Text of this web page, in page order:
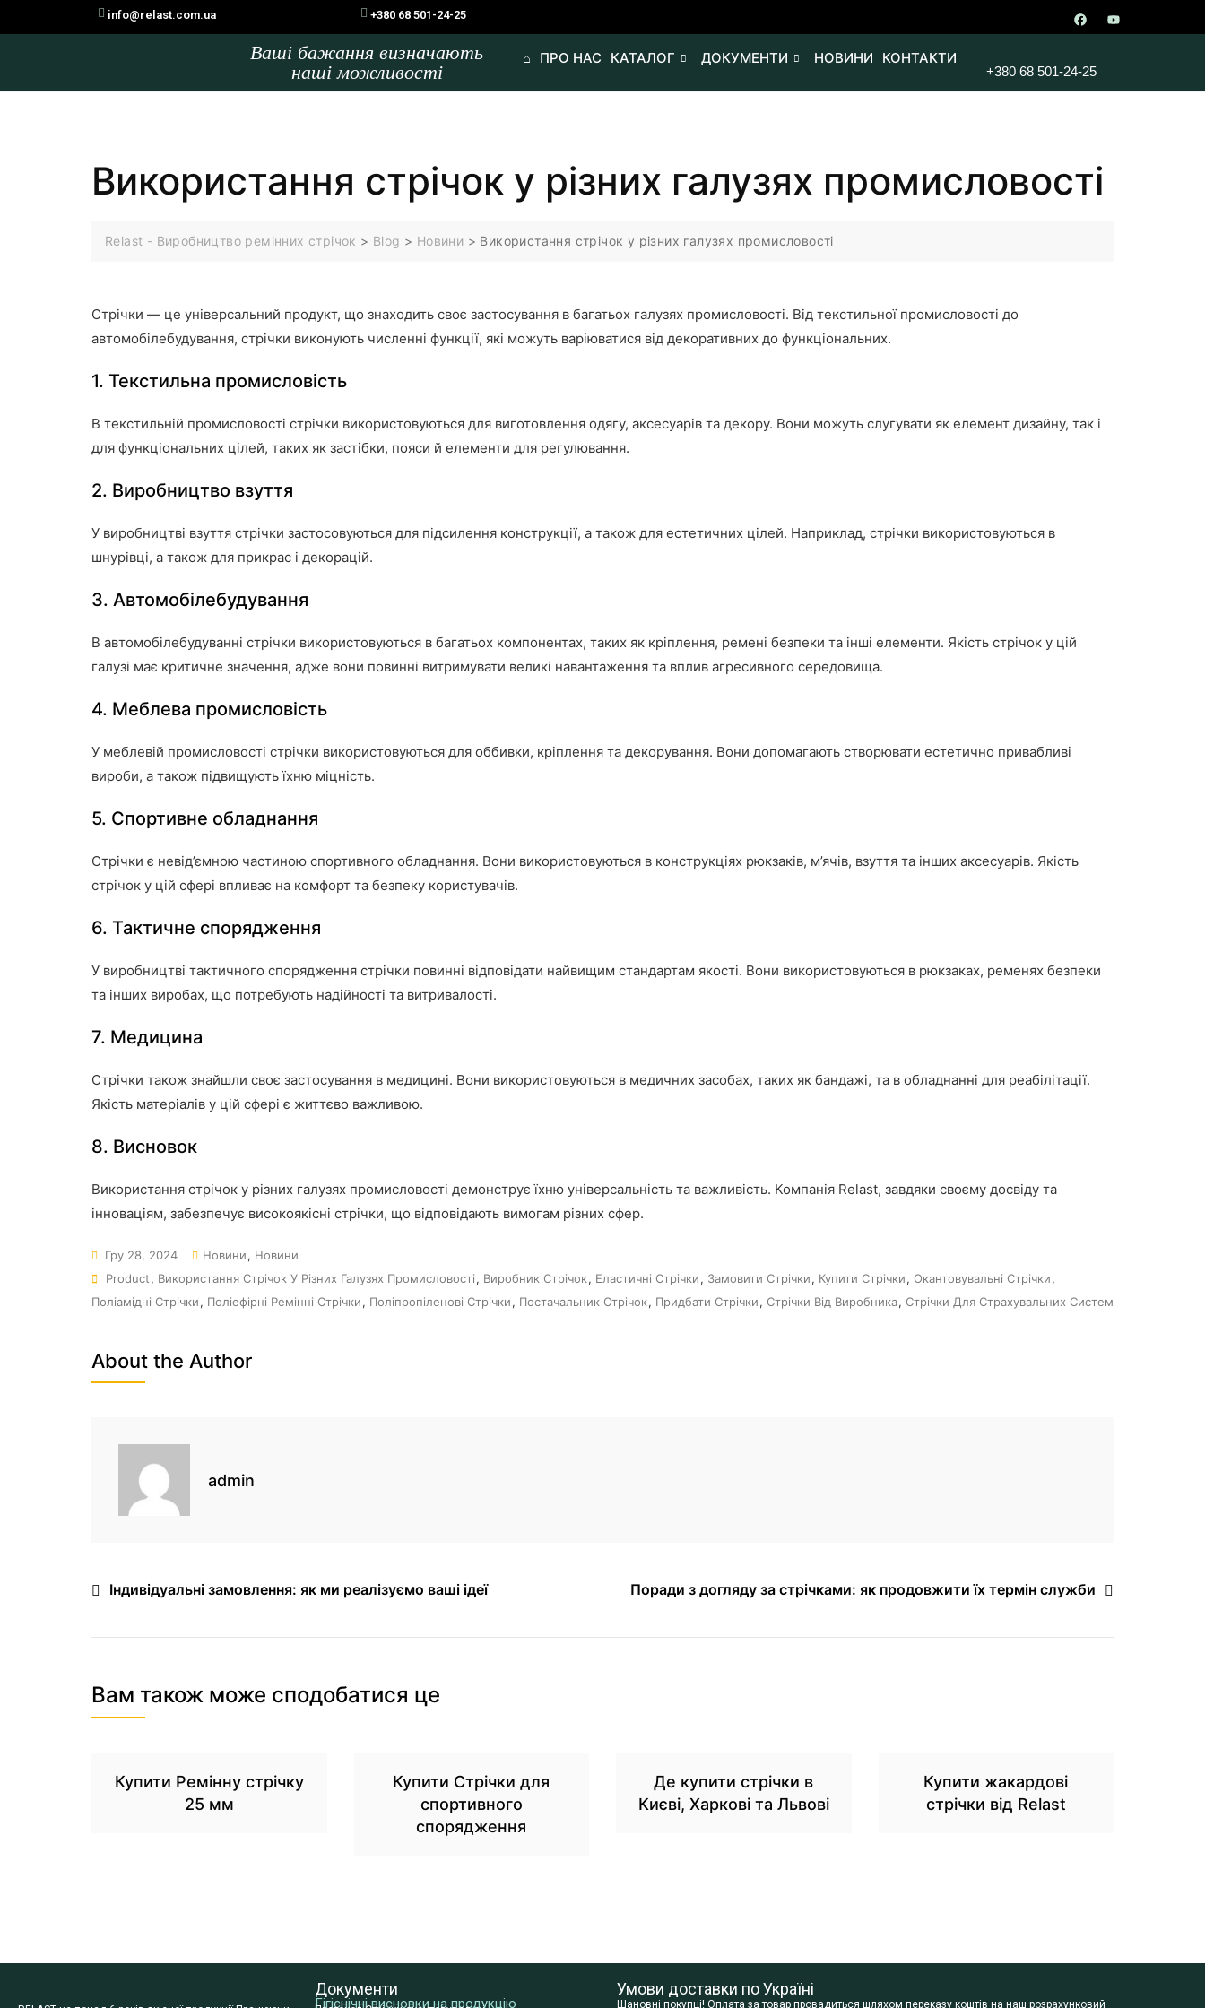
info@relast.com.ua +380 68 501-24-25
Ваші бажання визначають
наші можливості
⌂ ПРО НАС КАТАЛОГ ДОКУМЕНТИ НОВИНИ КОНТАКТИ
+380 68 501-24-25
Використання стрічок у різних галузях промисловості
Relast - Виробництво ремінних стрічок > Blog > Новини > Використання стрічок у різних галузях промисловості
Стрічки — це універсальний продукт, що знаходить своє застосування в багатьох галузях промисловості. Від текстильної промисловості до
автомобілебудування, стрічки виконують численні функції, які можуть варіюватися від декоративних до функціональних.
1. Текстильна промисловість
В текстильній промисловості стрічки використовуються для виготовлення одягу, аксесуарів та декору. Вони можуть слугувати як елемент дизайну, так і
для функціональних цілей, таких як застібки, пояси й елементи для регулювання.
2. Виробництво взуття
У виробництві взуття стрічки застосовуються для підсилення конструкції, а також для естетичних цілей. Наприклад, стрічки використовуються в
шнурівці, а також для прикрас і декорацій.
3. Автомобілебудування
В автомобілебудуванні стрічки використовуються в багатьох компонентах, таких як кріплення, ремені безпеки та інші елементи. Якість стрічок у цій
галузі має критичне значення, адже вони повинні витримувати великі навантаження та вплив агресивного середовища.
4. Меблева промисловість
У меблевій промисловості стрічки використовуються для оббивки, кріплення та декорування. Вони допомагають створювати естетично привабливі
вироби, а також підвищують їхню міцність.
5. Спортивне обладнання
Стрічки є невід’ємною частиною спортивного обладнання. Вони використовуються в конструкціях рюкзаків, м’ячів, взуття та інших аксесуарів. Якість
стрічок у цій сфері впливає на комфорт та безпеку користувачів.
6. Тактичне спорядження
У виробництві тактичного спорядження стрічки повинні відповідати найвищим стандартам якості. Вони використовуються в рюкзаках, ременях безпеки
та інших виробах, що потребують надійності та витривалості.
7. Медицина
Стрічки також знайшли своє застосування в медицині. Вони використовуються в медичних засобах, таких як бандажі, та в обладнанні для реабілітації.
Якість матеріалів у цій сфері є життєво важливою.
8. Висновок
Використання стрічок у різних галузях промисловості демонструє їхню універсальність та важливість. Компанія Relast, завдяки своєму досвіду та
інноваціям, забезпечує високоякісні стрічки, що відповідають вимогам різних сфер.
Гру 28, 2024 Новини, Новини
Product, Використання Стрічок У Різних Галузях Промисловості, Виробник Стрічок, Еластичні Стрічки, Замовити Стрічки, Купити Стрічки, Окантовувальні Стрічки,
Поліамідні Стрічки, Поліефірні Ремінні Стрічки, Поліпропіленові Стрічки, Постачальник Стрічок, Придбати Стрічки, Стрічки Від Виробника, Стрічки Для Страхувальних Систем
About the Author
admin
Індивідуальні замовлення: як ми реалізуємо ваші ідеї Поради з догляду за стрічками: як продовжити їх термін служби
Вам також може сподобатися це
Купити Ремінну стрічку
25 мм
Купити Стрічки для
спортивного
спорядження
Де купити стрічки в
Києві, Харкові та Львові
Купити жакардові
стрічки від Relast
Документи
Гігієнічні висновки на продукцію
Умови доставки по Україні
Шановні покупці! Оплата за товар провадиться шляхом переказу коштів на наш розрахунковий